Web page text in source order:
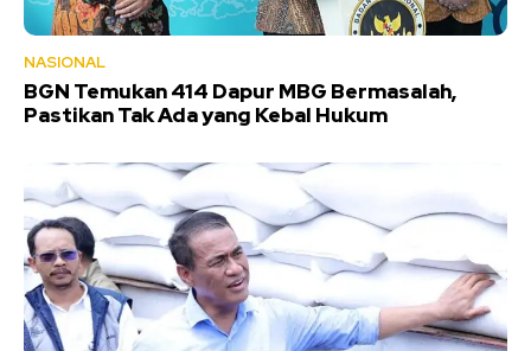
NASIONAL
BGN Temukan 414 Dapur MBG Bermasalah,
Pastikan Tak Ada yang Kebal Hukum